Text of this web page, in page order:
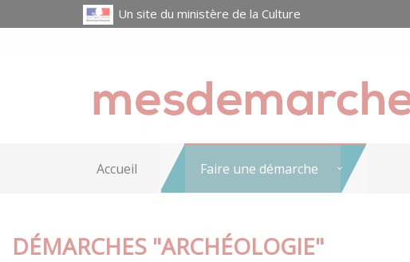
Un site du ministère de la Culture
Accueil Faire une démarche
DÉMARCHES "ARCHÉOLOGIE"